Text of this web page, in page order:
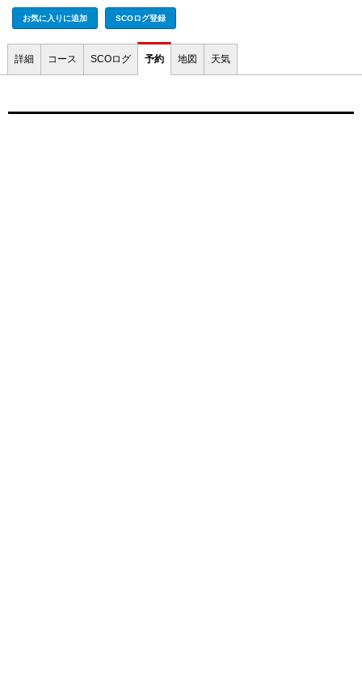
お気に入りに追加 SCOログ登録
詳細 コース SCOログ 予約 地図 天気